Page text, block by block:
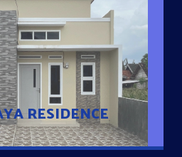
RESIDENCE
RESIDENCE
one Gate System, terdapat taman
dari jalan nasional serta dekat